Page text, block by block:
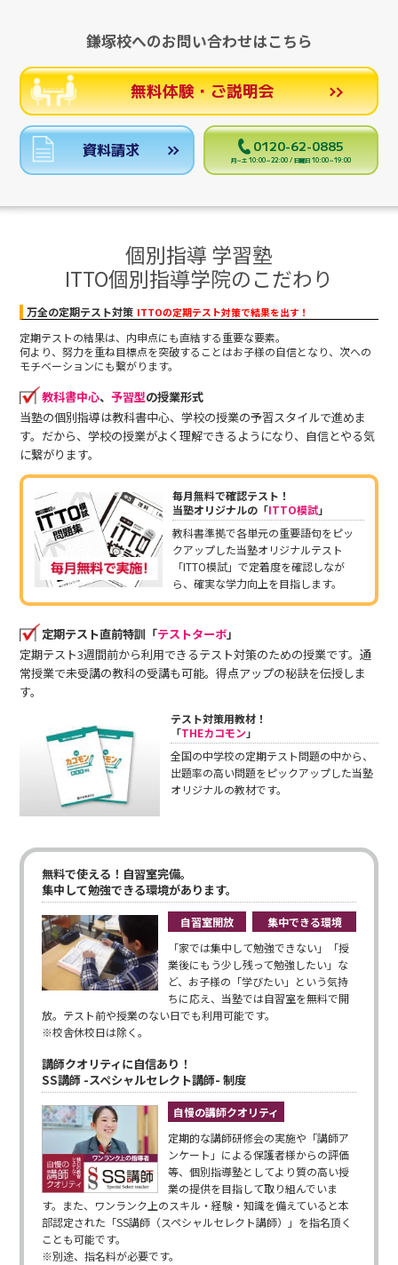
鎌塚校へのお問い合わせはこちら
無料体験・ご説明会
資料請求 0120-62-0885
月～土 10:00～22:00 / 日曜日 10:00～19:00
個別指導 学習塾
ITTO個別指導学院のこだわり
万全の定期テスト対策 ITTOの定期テスト対策で結果を出す！
定期テストの結果は、内申点にも直結する重要な要素。
何より、努力を重ね目標点を突破することはお子様の自信となり、次への
モチベーションにも繋がります。
教科書中心、 予習型の授業形式
当塾の個別指導は教科書中心、学校の授業の予習スタイルで進めま
す。だから、学校の授業がよく理解できるようになり、自信とやる気
に繋がります。
毎月無料で確認テスト！
当塾オリジナルの「ITTO模試」
教科書準拠で各単元の重要語句をピッ
クアップした当塾オリジナルテスト
「ITTO模試」で定着度を確認しなが
ら、確実な学力向上を目指します。
定期テスト直前特訓「テストターボ」
定期テスト3週間前から利用できるテスト対策のための授業です。通
常授業で未受講の教科の受講も可能。得点アップの秘訣を伝授しま
す。
テスト対策用教材！
「THEカコモン」
全国の中学校の定期テスト問題の中から、
出題率の高い問題をピックアップした当塾
オリジナルの教材です。
無料で使える！自習室完備。
集中して勉強できる環境があります。
自習室開放
集中できる環境
「家では集中して勉強できない」「授
業後にもう少し残って勉強したい」な
ど、お子様の「学びたい」という気持
ちに応え、当塾では自習室を無料で開
放。テスト前や授業のない日でも利用可能です。
※校舎休校日は除く。
講師クオリティに自信あり！
SS講師 -スペシャルセレクト講師- 制度
自慢の講師クオリティ
定期的な講師研修会の実施や「講師ア
ンケート」による保護者様からの評価
等、個別指導塾としてより質の高い授
業の提供を目指して取り組んでいま
す。また、ワンランク上のスキル・経験・知識を備えていると本
部認定された「SS講師（スペシャルセレクト講師）」を指名頂く
ことも可能です。
※別途、指名料が必要です。